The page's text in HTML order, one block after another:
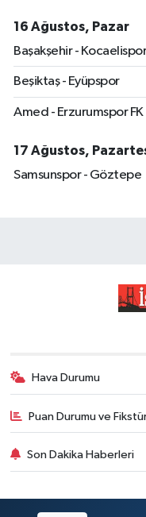
16 Ağustos, Pazar
Başakşehir - Kocaelispor
Beşiktaş - Eyüpspor
Amed - Erzurumspor FK
17 Ağustos,
Samsunspor - Göztepe
Hava Durumu
Puan Durumu ve
Son Dakika Haberleri